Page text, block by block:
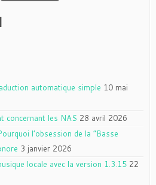
automatique simple 10 mai
concernant les NAS 28 avril 2026
l’obsession de la “Basse
3 janvier 2026
locale avec la version 1.3.15 22